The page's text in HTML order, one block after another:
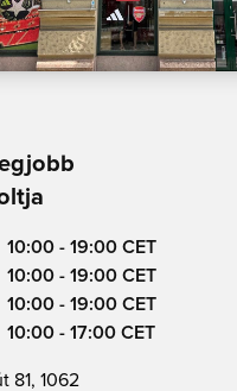
10:00 - 19:00 CET
10:00 - 19:00 CET
10:00 - 19:00 CET
10:00 - 17:00 CET
81, 1062